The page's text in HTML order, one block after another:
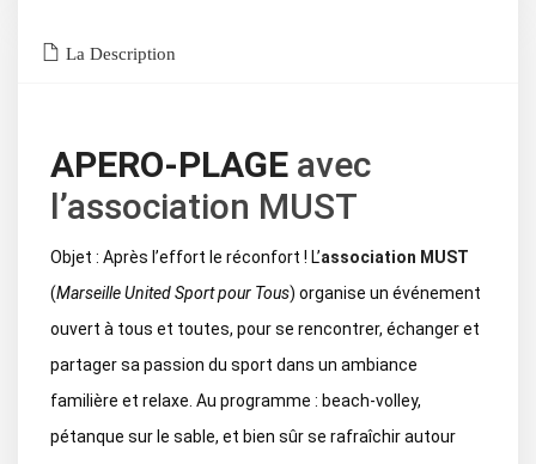
La Description
APERO-PLAGE avec
l’association MUST
Objet : Après l’effort le réconfort ! L’association MUST
(Marseille United Sport pour Tous) organise un événement
ouvert à tous et toutes, pour se rencontrer, échanger et
partager sa passion du sport dans un ambiance
familière et relaxe. Au programme : beach-volley,
pétanque sur le sable, et bien sûr se rafraîchir autour